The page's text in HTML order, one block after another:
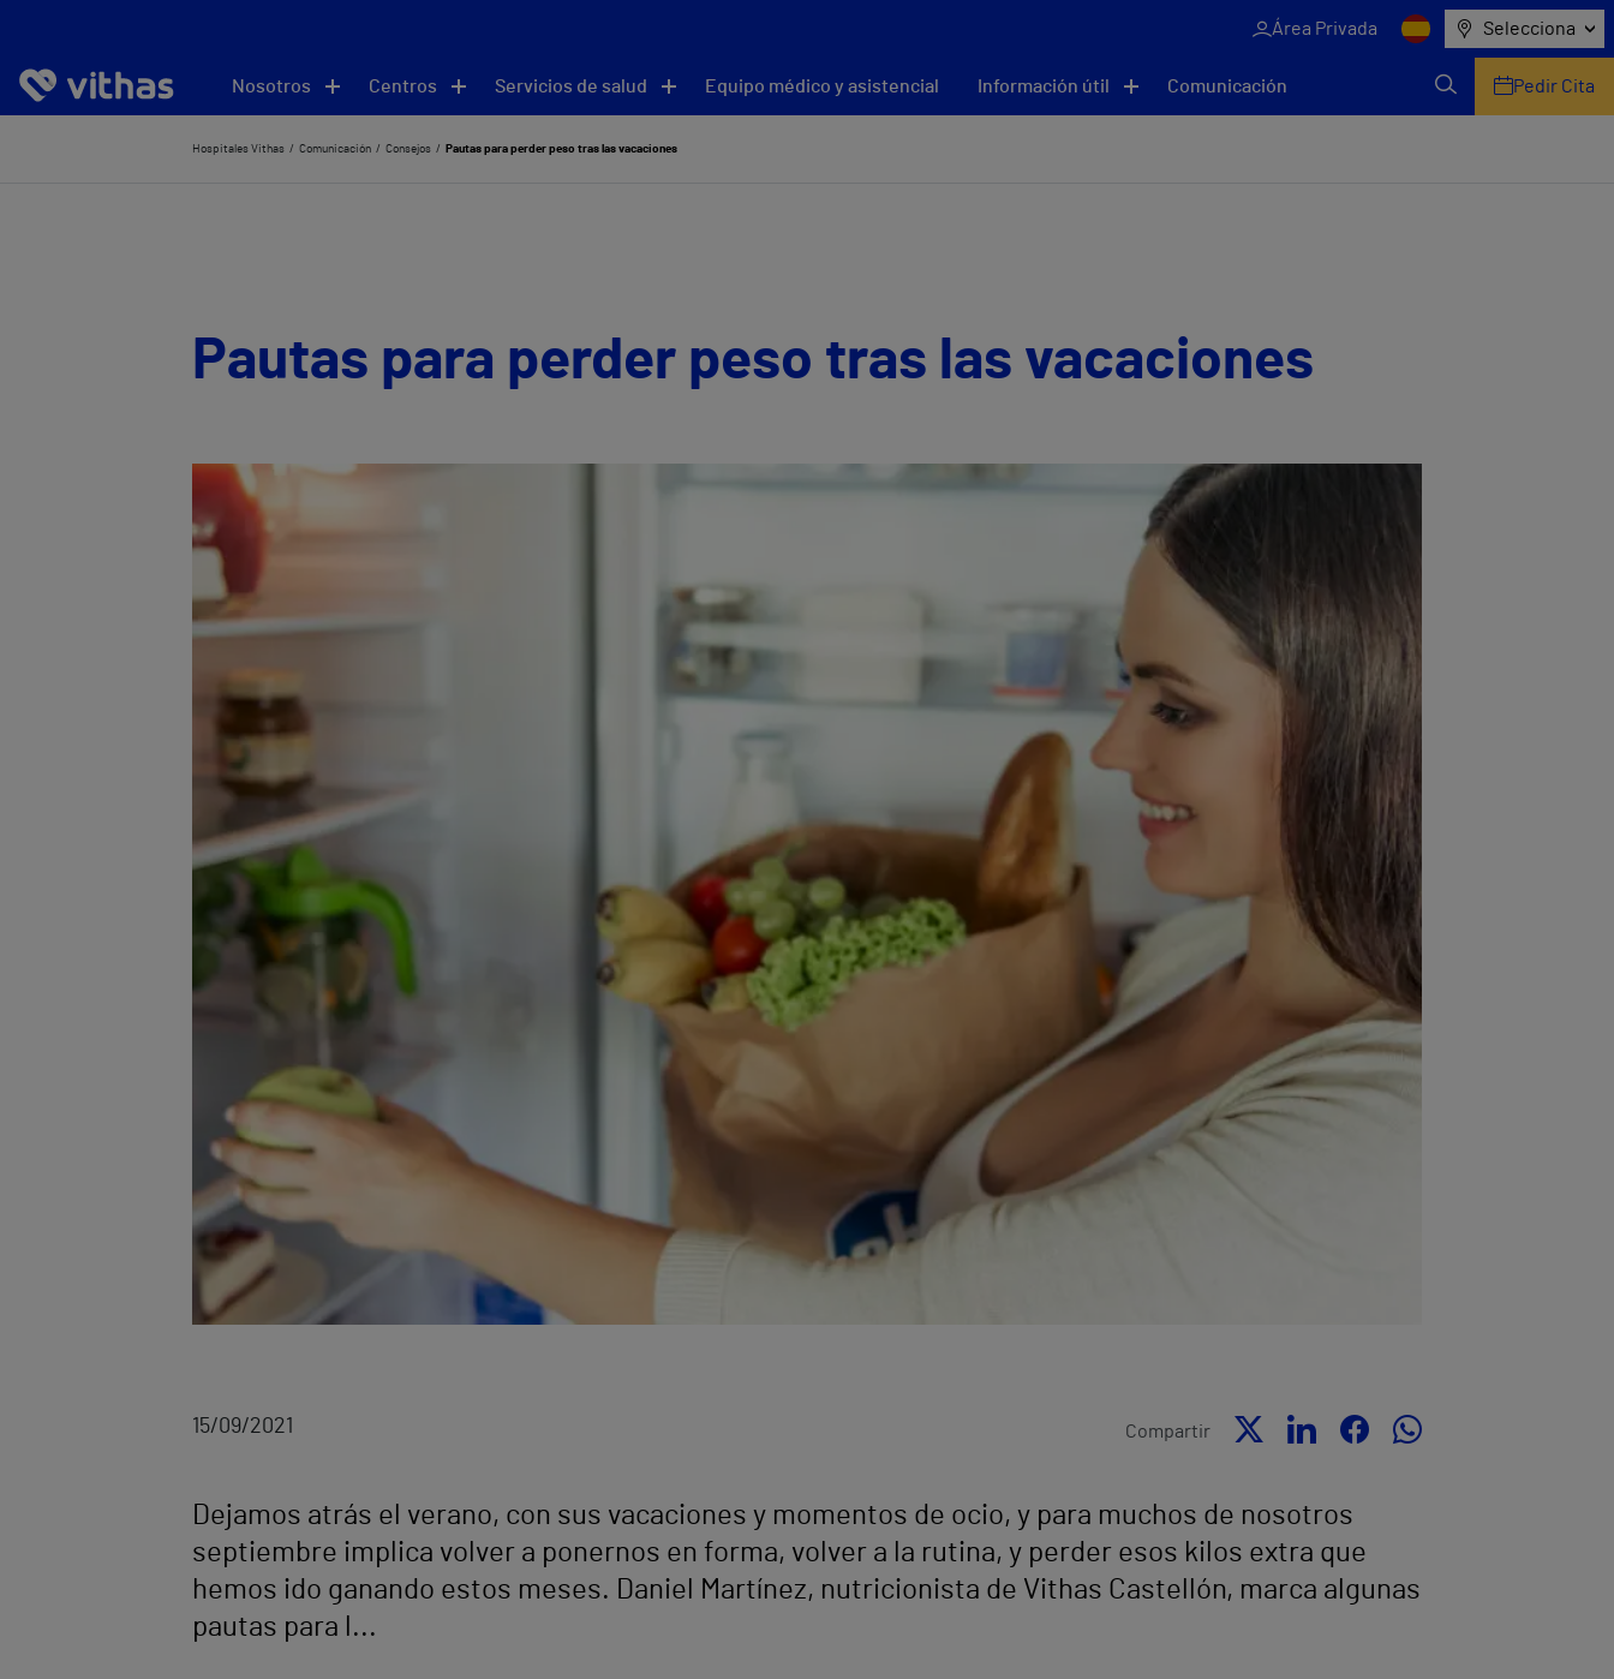
Área Privada Selecciona
Nosotros Centros Servicios de salud Equipo médico y asistencial Información útil Comunicación Pedir Cita
Hospitales Vithas Comunicación Consejos Pautas para perder peso tras las vacaciones
Pautas para perder peso tras las vacaciones
15/09/2021 Compartir
Dejamos atrás el verano, con sus vacaciones y momentos de ocio, y para muchos de nosotros
septiembre implica volver a ponernos en forma, volver a la rutina, y perder esos kilos extra que
hemos ido ganando estos meses. Daniel Martínez, nutricionista de Vithas Castellón, marca algunas
pautas para l...